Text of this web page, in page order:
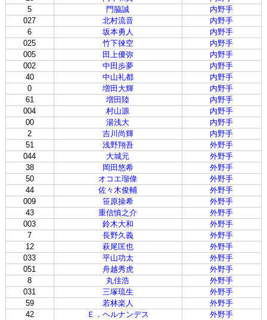
5
門脇誠
内野手
027
北村流音
内野手
6
坂本勇人
内野手
025
竹下徠空
内野手
005
田上優弥
内野手
002
中田歩夢
内野手
40
中山礼都
内野手
0
増田大輝
内野手
61
増田陸
内野手
004
村山源
内野手
00
湯浅大
内野手
2
吉川尚輝
内野手
51
浅野翔吾
外野手
044
大城元
外野手
38
岡田悠希
外野手
50
オコエ瑠偉
外野手
44
佐々木俊輔
外野手
009
笹原操希
外野手
43
重信慎之介
外野手
003
鈴木大和
外野手
7
長野久義
外野手
12
萩尾匡也
外野手
033
平山功太
外野手
051
舟越秀虎
外野手
8
丸佳浩
外野手
031
三塚琉生
外野手
59
若林楽人
外野手
42
Ｅ．ヘルナンデス
外野手